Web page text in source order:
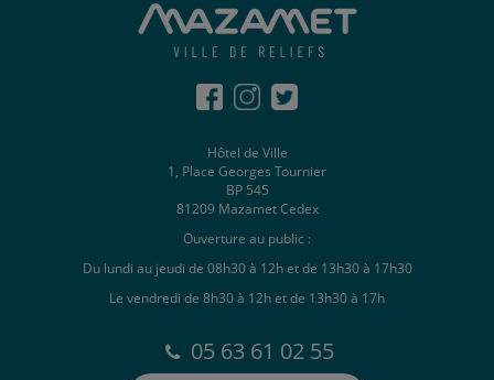
Hôtel de Ville
1, Place Georges Tournier
BP 545
81209 Mazamet Cedex
Ouverture au public :
Du lundi au jeudi de 08h30 à 12h et de 13h30 à 17h30
Le vendredi de 8h30 à 12h et de 13h30 à 17h
05 63 61 02 55